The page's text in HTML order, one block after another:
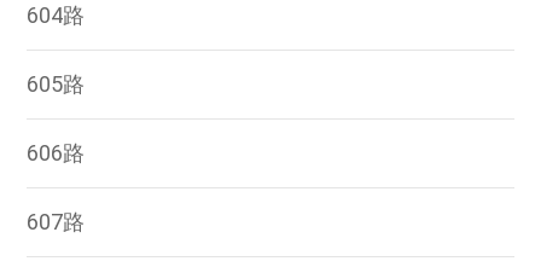
604路
605路
606路
607路